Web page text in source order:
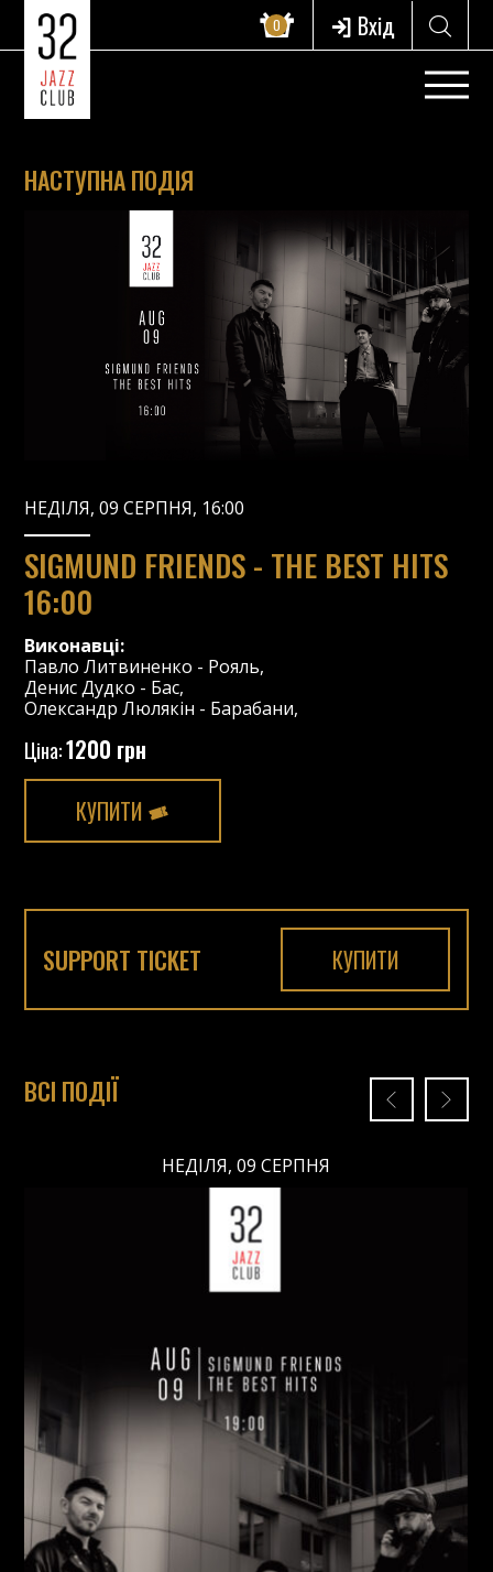
0 Вхід
НАСТУПНА ПОДІЯ
НЕДІЛЯ, 09 СЕРПНЯ, 16:00
SIGMUND FRIENDS - THE BEST HITS
16:00
Виконавці:
Павло Литвиненко - Рояль,
Денис Дудко - Бас,
Олександр Люлякін - Барабани,
Ціна:1200 грн
КУПИТИ
SUPPORT TICKET КУПИТИ
ВСІ ПОДІЇ
НЕДІЛЯ, 09 СЕРПНЯ
НЕДІЛЯ, 09 СЕРПНЯ
Ціна:
Виконавці: Павло Литвиненко (Рояль,) /Денис
Дудко (Бас, Олександр Люлякін (Барабани,) /